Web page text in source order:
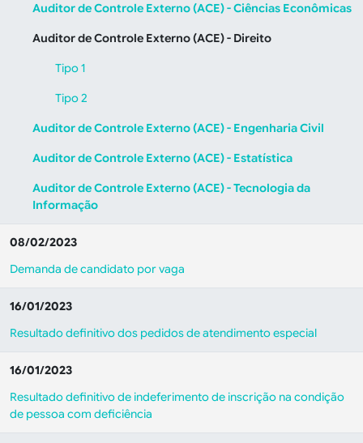
Auditor de Controle Externo (ACE) - Ciências Econômicas
Auditor de Controle Externo (ACE) - Direito
Tipo 1
Tipo 2
Auditor de Controle Externo (ACE) - Engenharia Civil
Auditor de Controle Externo (ACE) - Estatística
Auditor de Controle Externo (ACE) - Tecnologia da
Informação
08/02/2023
Demanda de candidato por vaga
16/01/2023
Resultado definitivo dos pedidos de atendimento especial
16/01/2023
Resultado definitivo de indeferimento de inscrição na condição
de pessoa com deficiência